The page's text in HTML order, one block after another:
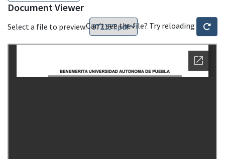
Document Viewer
Select a file to preview:Can't see the file? Try reloading